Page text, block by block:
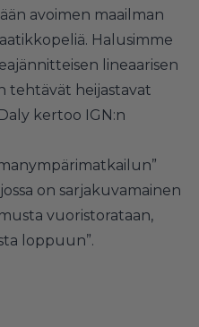
avoimen maailman
Halusimme
lineaarisen
tehtävät heijastavat
kertoo IGN:n
on sarjakuvamainen
vuoristorataan,
loppuun”.